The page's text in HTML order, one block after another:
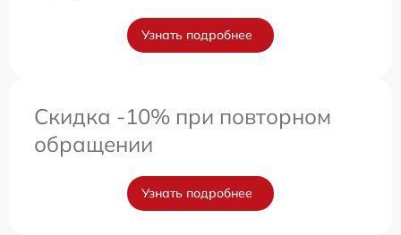
Узнать подробнее
Скидка -10% при повторном
обращении
Узнать подробнее